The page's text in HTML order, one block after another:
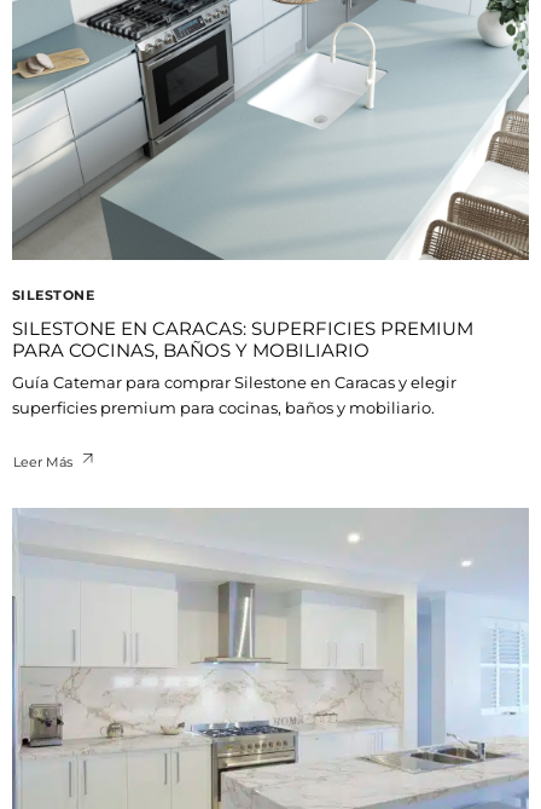
SILESTONE
SILESTONE EN CARACAS: SUPERFICIES PREMIUM
PARA COCINAS, BAÑOS Y MOBILIARIO
Guía Catemar para comprar Silestone en Caracas y elegir
superficies premium para cocinas, baños y mobiliario.
Leer Más